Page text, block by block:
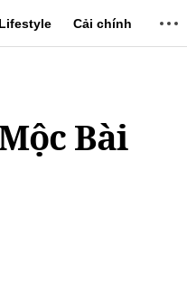
Lifestyle Cải chính
Bài